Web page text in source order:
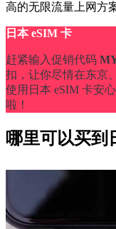
高的无限流量上网方
日本 eSIM 卡
赶紧输入促销代码
扣，让你尽情在东京
使用日本 eSIM 卡安
啦！
哪里可以买到